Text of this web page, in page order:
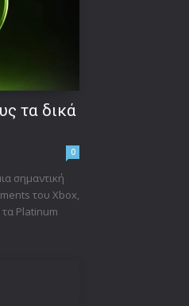
τα δικά
0
σημαντική
του Xbox,
τα Platinum